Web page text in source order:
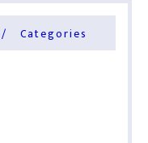
Categories